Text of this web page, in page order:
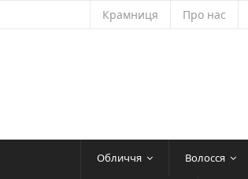
Крамниця Про нас
Обличчя Волосся